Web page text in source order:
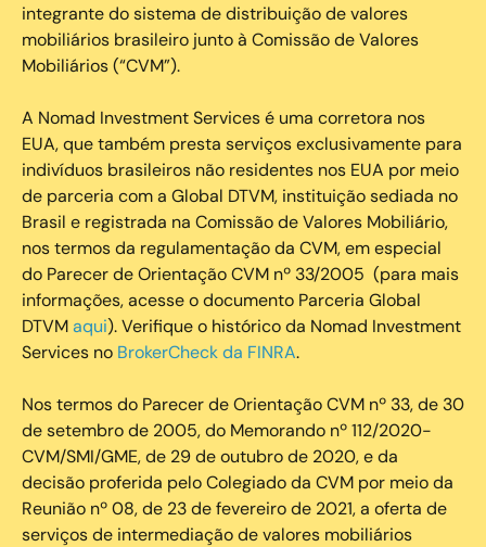
integrante do sistema de distribuição de valores
mobiliários brasileiro junto à Comissão de Valores
Mobiliários (“CVM”).
‍A Nomad Investment Services é uma corretora nos
EUA, que também presta serviços exclusivamente para
indivíduos brasileiros não residentes nos EUA por meio
de parceria com a Global DTVM, instituição sediada no
Brasil e registrada na Comissão de Valores Mobiliário,
nos termos da regulamentação da CVM, em especial
do Parecer de Orientação CVM nº 33/2005 (para mais
informações, acesse o documento Parceria Global
DTVMaqui). Verifique o histórico da Nomad Investment
Services no BrokerCheck da FINRA.
Nos termos do Parecer de Orientação CVM nº 33, de 30
de setembro de 2005, do Memorando nº 112/2020-
CVM/SMI/GME, de 29 de outubro de 2020, e da
decisão proferida pelo Colegiado da CVM por meio da
Reunião nº 08, de 23 de fevereiro de 2021, a oferta de
serviços de intermediação de valores mobiliários